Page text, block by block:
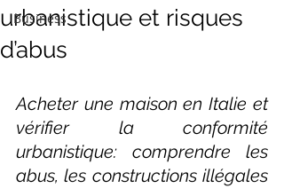
Business
urbanistique et risques
d’abus
Acheter une maison en Italie et
vérifier la conformité
urbanistique: comprendre les
abus, les constructions illégales